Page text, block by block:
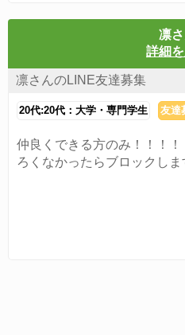
凛
詳細
凛さんのLINE友達募集
20代:20代：大学・専門学生 友達
仲良くできる方のみ！！！！
ろくなかったらブロックしま